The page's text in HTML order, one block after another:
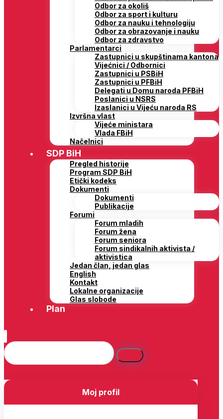
Odbor za okoliš
Odbor za sport i kulturu
Odbor za nauku i tehnologiju
Odbor za obrazovanje i nauku
Odbor za zdravstvo
Parlamentarci
Zastupnici u skupštinama kantona
Vijećnici / Odbornici
Zastupnici u PSBiH
Zastupnici u PFBiH
Delegati u Domu naroda PFBiH
Poslanici u NSRS
Izaslanici u Vijeću naroda RS
Izvršna vlast
Vijeće ministara
Vlada FBiH
Načelnici
SDP BiH
Pregled historije
Program SDP BiH
Etički kodeks
Dokumenti
Dokumenti
Publikacije
Forumi
Forum mladih
Forum žena
Forum seniora
Forum sindikalnih aktivista /
aktivistica
Jedan član, jedan glas
English
Kontakt
Lokalne organizacije
Glas slobode
Plan
Moj profil